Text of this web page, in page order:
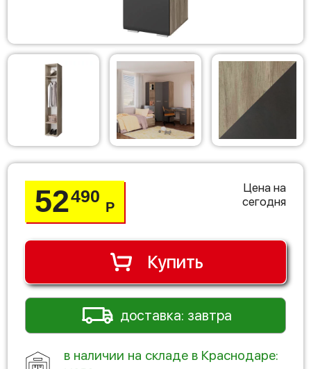
52490
Р
Цена на
сегодня
Купить
доставка: завтра
в наличии на складе в Краснодаре: